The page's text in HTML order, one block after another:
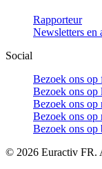
Rapporteur
Newsletters en
Social
Bezoek ons op
Bezoek ons op
Bezoek ons op
Bezoek ons op
Bezoek ons op
© 2026 Euractiv FR.